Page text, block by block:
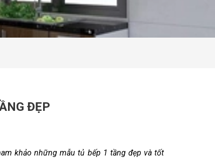
ĐẸP
khảo những mẫu tủ bếp 1 tầng đẹp và tốt